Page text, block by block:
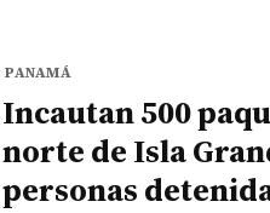
PANAMÁ
Incautan 500
norte de Isla
personas